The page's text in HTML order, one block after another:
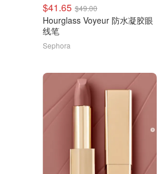
$41.65 $49.00
Hourglass Voyeur 防水凝胶眼
线笔
Sephora